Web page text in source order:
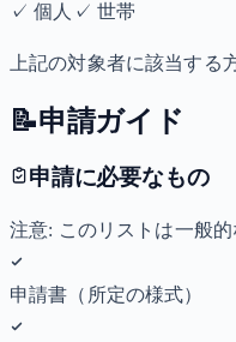
✓個人 ✓ 世帯
上記の対象者に該当する
📝申請ガイド
申請に必要なもの
注意: このリストは一般
申請書（所定の様式）